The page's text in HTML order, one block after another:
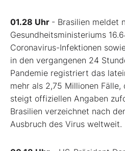
01.28 Uhr - Brasilien meldet
Gesundheitsministeriums
Coronavirus-Infektionen
in den vergangenen 24
Pandemie registriert das
mehr als 2,75 Millionen
steigt offiziellen Angaben
Brasilien verzeichnet nach
Ausbruch des Virus weltweit.